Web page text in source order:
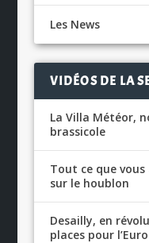
Les News
VIDÉOS DE LA
La Villa Météor,
brassicole
Tout ce que
sur le houblon
Desailly, en
places pour